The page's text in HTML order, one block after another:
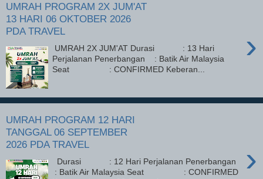
UMRAH PROGRAM 2X JUM'AT
13 HARI 06 OKTOBER 2026
PDA TRAVEL
›
UMRAH 2X JUM'AT Durasi : 13 Hari
Perjalanan Penerbangan : Batik Air Malaysia
Seat : CONFIRMED Keberan...
UMRAH PROGRAM 12 HARI
TANGGAL 06 SEPTEMBER
2026 PDA TRAVEL
›
Durasi : 12 Hari Perjalanan Penerbangan
: Batik Air Malaysia Seat : CONFIRMED